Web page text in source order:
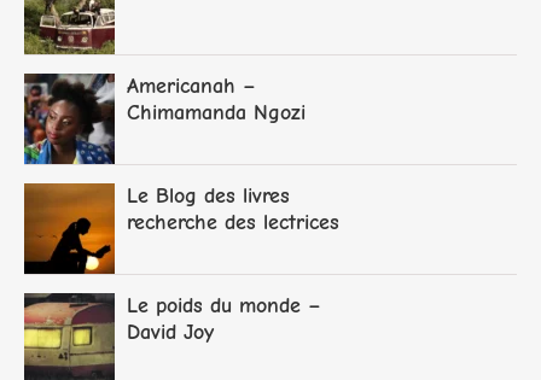
Americanah –
Chimamanda Ngozi
Le Blog des livres
recherche des lectrices
Le poids du monde –
David Joy